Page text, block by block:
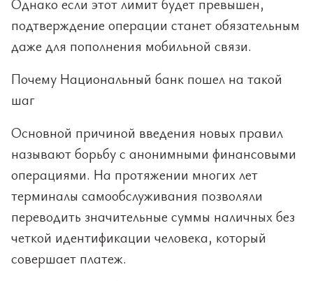
Однако если этот лимит будет превышен,
подтверждение операции станет обязательным
даже для пополнения мобильной связи.
Почему Национальный банк пошел на такой
шаг
Основной причиной введения новых правил
называют борьбу с анонимными финансовыми
операциями. На протяжении многих лет
терминалы самообслуживания позволяли
переводить значительные суммы наличных без
четкой идентификации человека, который
совершает платеж.